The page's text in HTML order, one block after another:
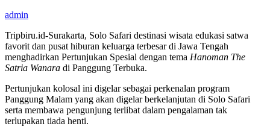
admin
Tripbiru.id-Surakarta, Solo Safari destinasi wisata edukasi satwa
favorit dan pusat hiburan keluarga terbesar di Jawa Tengah
menghadirkan Pertunjukan Spesial dengan tema Hanoman The
Satria Wanara di Panggung Terbuka.
Pertunjukan kolosal ini digelar sebagai perkenalan program
Panggung Malam yang akan digelar berkelanjutan di Solo Safari
serta membawa pengunjung terlibat dalam pengalaman tak
terlupakan tiada henti.